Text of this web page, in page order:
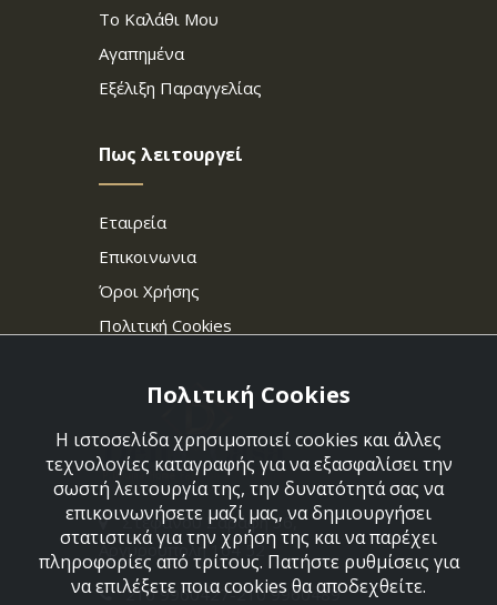
Το Καλάθι Μου
Αγαπημένα
Εξέλιξη Παραγγελίας
Πως λειτουργεί
Εταιρεία
Επικοινωνια
Όροι Χρήσης
Πολιτική Cookies
Στεφάνου Σαράφη 36,
Αργυρούπολη 164 52
210 9960427-210 9960489
Πολιτική Cookies
Η ιστοσελίδα χρησιμοποιεί cookies και άλλες
τεχνολογίες καταγραφής για να εξασφαλίσει την
σωστή λειτουργία της, την δυνατότητά σας να
επικοινωνήσετε μαζί μας, να δημιουργήσει
στατιστικά για την χρήση της και να παρέχει
πληροφορίες από τρίτους. Πατήστε ρυθμίσεις για
να επιλέξετε ποια cookies θα αποδεχθείτε.